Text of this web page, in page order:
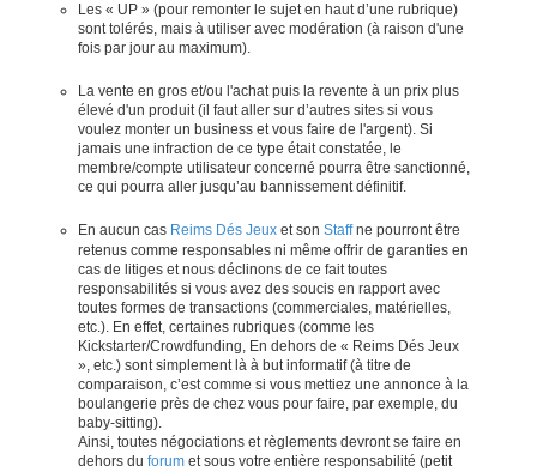
Les « UP » (pour remonter le sujet en haut d’une rubrique)
sont tolérés, mais à utiliser avec modération (à raison d'une
fois par jour au maximum).
La vente en gros et/ou l'achat puis la revente à un prix plus
élevé d'un produit (il faut aller sur d’autres sites si vous
voulez monter un business et vous faire de l'argent). Si
jamais une infraction de ce type était constatée, le
membre/compte utilisateur concerné pourra être sanctionné,
ce qui pourra aller jusqu’au bannissement définitif.
En aucun cas Reims Dés Jeux et son Staffne pourront être
retenus comme responsables ni même offrir de garanties en
cas de litiges et nous déclinons de ce fait toutes
responsabilités si vous avez des soucis en rapport avec
toutes formes de transactions (commerciales, matérielles,
etc.). En effet, certaines rubriques (comme les
Kickstarter/Crowdfunding, En dehors de « Reims Dés Jeux
», etc.) sont simplement là à but informatif (à titre de
comparaison, c’est comme si vous mettiez une annonce à la
boulangerie près de chez vous pour faire, par exemple, du
baby-sitting).
Ainsi, toutes négociations et règlements devront se faire en
dehors du forum et sous votre entière responsabilité (petit